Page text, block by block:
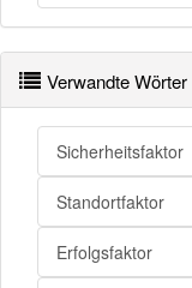
Faktor
Faktor
Faktor
Faktor
Faktor
Faktor
Verwandte Wörter
Sicherheitsfaktor
Standortfaktor
Erfolgsfaktor